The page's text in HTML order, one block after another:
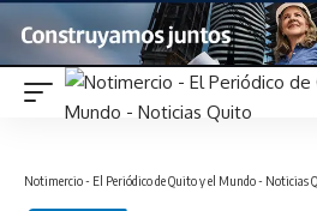
Notimercio - El Periódico de Quito y el Mundo - Noticias